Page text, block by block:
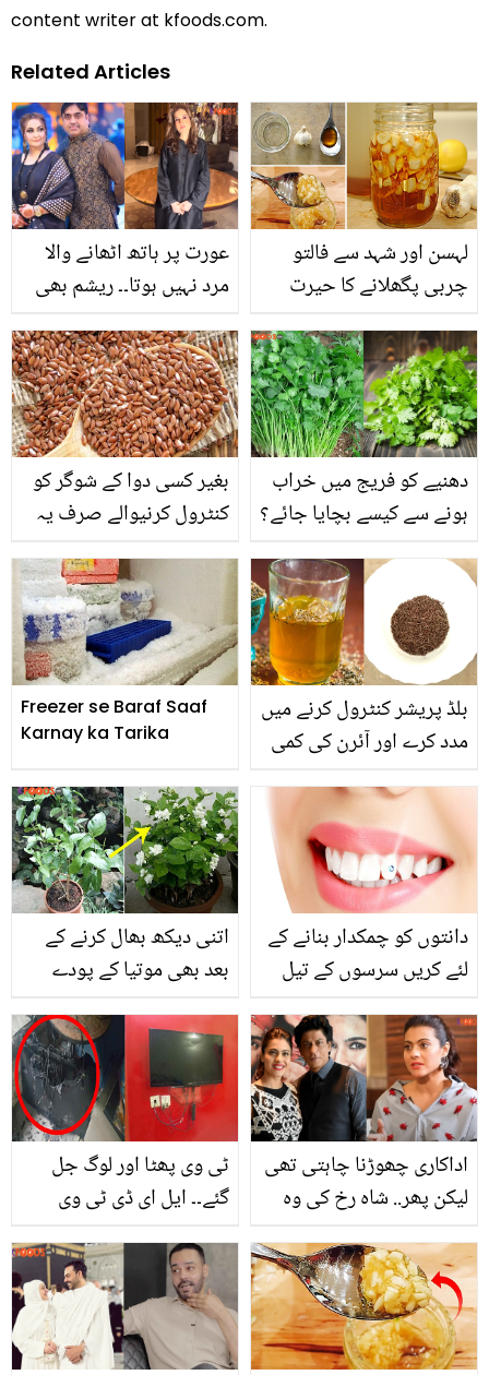
content writer at kfoods.com.
Related Articles
عورت پر ہاتھ اٹھانے والا
مرد نہیں ہوتا۔۔ ریشم بھی
خاموش نہ رہ سکیں! ویڈیو
میں تلخ حقائق بیان کردیے
لہسن اور شہد سے فالتو
چربی پگھلانے کا حیرت
بغیر کسی دوا کے شوگر کو
کنٹرول کرنیوالے صرف یہ
کریں
دھنیے کو فریج میں خراب
ہونے سے کیسے بچایا جائے؟
خواتین کے لیے آسانی پیدا
کرسکتے ہیں
Freezer se Baraf Saaf
Karnay ka Tarika
بلڈ پریشر کنٹرول کرنے میں
مدد کرے اور آئرن کی کمی
میں موجود عام سے زیرے
کے 5 زبردست فائدے
اتنی دیکھ بھال کرنے کے
بعد بھی موتیا کے پودے
جانیئے 4 ایسی کمال کی
ٹپس، جس سے آپ کا پودا
پھولوں سے اور گھر خوشبو
سے مہک جائے
دانتوں کو چمکدار بنانے کے
لئے کریں سرسوں کے تیل
جانیئے اس کے حیرت انگیز
فوائد اور طریقہ استعمال
ٹی وی پھٹا اور لوگ جل
گئے۔۔ ایل ای ڈی ٹی وی
جاسکتی ہے! چند حفاظتی
اقدامات جن سے اس
خطرے کو ٹالا جاسکتا ہے
اداکاری چھوڑنا چاہتی تھی
لیکن پھر.. شاہ رخ کی وہ
کاجول کا فیصلہ بدل دیا؟